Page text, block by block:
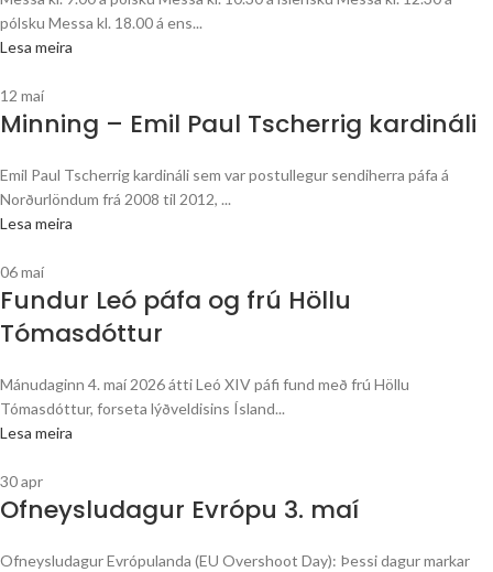
pólsku Messa kl. 18.00 á ens...
Lesa meira
12 maí
Minning – Emil Paul Tscherrig kardináli
Emil Paul Tscherrig kardináli sem var postullegur sendiherra páfa á
Norðurlöndum frá 2008 til 2012, ...
Lesa meira
06maí
Fundur Leó páfa og frú Höllu
Tómasdóttur
Mánudaginn 4. maí 2026 átti Leó XIV páfi fund með frú Höllu
Tómasdóttur, forseta lýðveldisins Ísland...
Lesa meira
30apr
Ofneysludagur Evrópu 3. maí
Ofneysludagur Evrópulanda (EU Overshoot Day): Þessi dagur markar